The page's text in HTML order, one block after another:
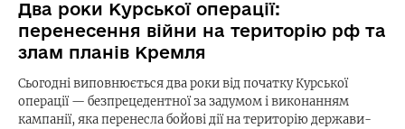
Два роки Курської операції:
перенесення війни на територію рф та
злам планів Кремля
Сьогодні виповнюється два роки від початку Курської
операції — безпрецедентної за задумом і виконанням
кампанії, яка перенесла бойові дії на територію держави-